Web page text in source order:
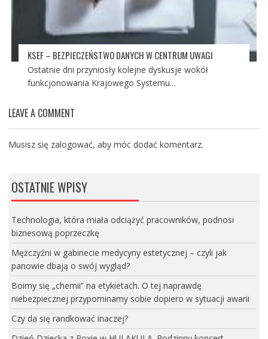
KSEF – BEZPIECZEŃSTWO DANYCH W CENTRUM UWAGI
Ostatnie dni przyniosły kolejne dyskusje wokół
funkcjonowania Krajowego Systemu...
LEAVE A COMMENT
Musisz się zalogować, aby móc dodać komentarz.
OSTATNIE WPISY
Technologia, która miała odciążyć pracowników, podnosi
biznesową poprzeczkę
Mężczyźni w gabinecie medycyny estetycznej – czyli jak
panowie dbają o swój wygląd?
Boimy się „chemii” na etykietach. O tej naprawdę
niebezpiecznej przypominamy sobie dopiero w sytuacji awarii
Czy da się randkować inaczej?